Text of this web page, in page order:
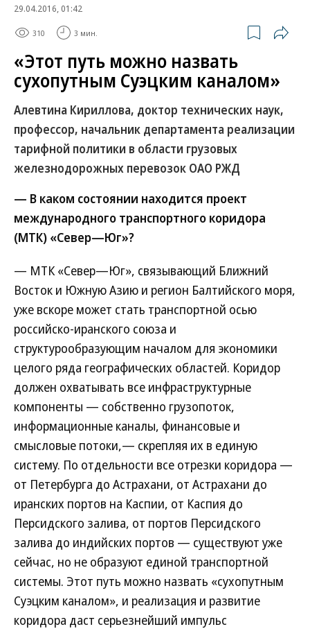
29.04.2016, 01:42
310 3 мин.
«Этот путь можно назвать
сухопутным Суэцким каналом»
Алевтина Кириллова, доктор технических наук,
профессор, начальник департамента реализации
тарифной политики в области грузовых
железнодорожных перевозок ОАО РЖД
— В каком состоянии находится проект
международного транспортного коридора
(МТК) «Север—Юг»?
— МТК «Север—Юг», связывающий Ближний
Восток и Южную Азию и регион Балтийского моря,
уже вскоре может стать транспортной осью
российско-иранского союза и
структурообразующим началом для экономики
целого ряда географических областей. Коридор
должен охватывать все инфраструктурные
компоненты — собственно грузопоток,
информационные каналы, финансовые и
смысловые потоки,— скрепляя их в единую
систему. По отдельности все отрезки коридора —
от Петербурга до Астрахани, от Астрахани до
иранских портов на Каспии, от Каспия до
Персидского залива, от портов Персидского
залива до индийских портов — существуют уже
сейчас, но не образуют единой транспортной
системы. Этот путь можно назвать «сухопутным
Суэцким каналом», и реализация и развитие
коридора даст серьезнейший импульс